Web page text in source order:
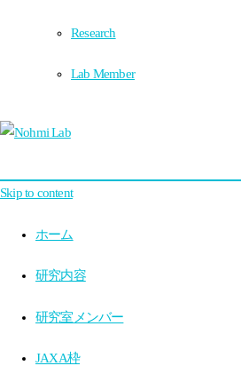
Research
Lab Member
Skip to content
ホーム
研究内容
研究室メンバー
JAXA枠